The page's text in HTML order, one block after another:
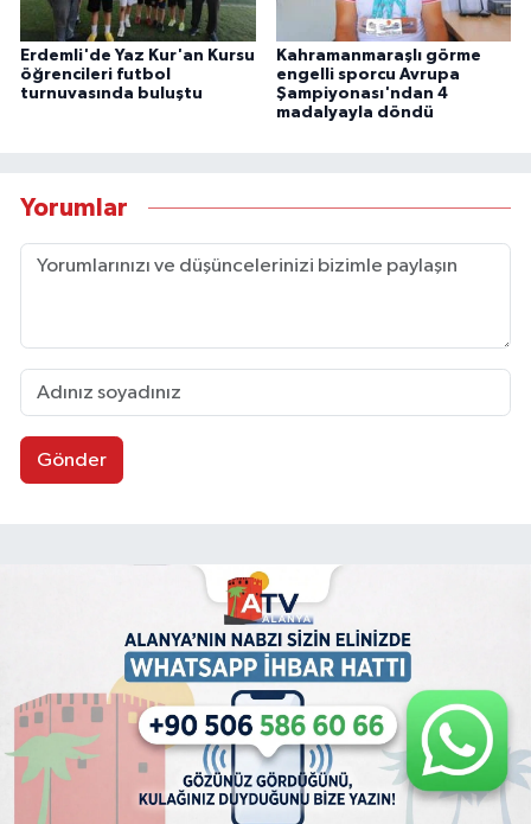
Erdemli'de Yaz Kur'an Kursu
öğrencileri futbol
turnuvasında buluştu
Kahramanmaraşlı görme
engelli sporcu Avrupa
Şampiyonası'ndan 4
madalyayla döndü
Yorumlar
Gönder